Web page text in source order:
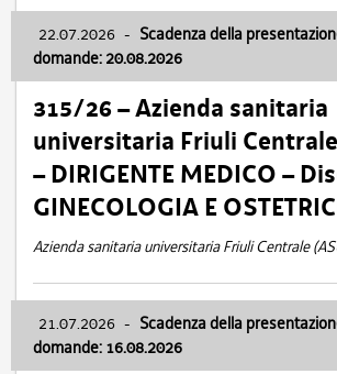
22.07.2026 - Scadenza della
domande: 20.08.2026
315/26 – Azienda sanitaria
universitaria Friuli
– DIRIGENTE MEDICO –
GINECOLOGIA E
Azienda sanitaria universitaria Friuli Centrale
21.07.2026 - Scadenza della
domande: 16.08.2026